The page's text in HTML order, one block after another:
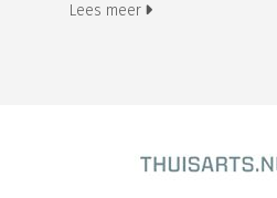
Lees meer